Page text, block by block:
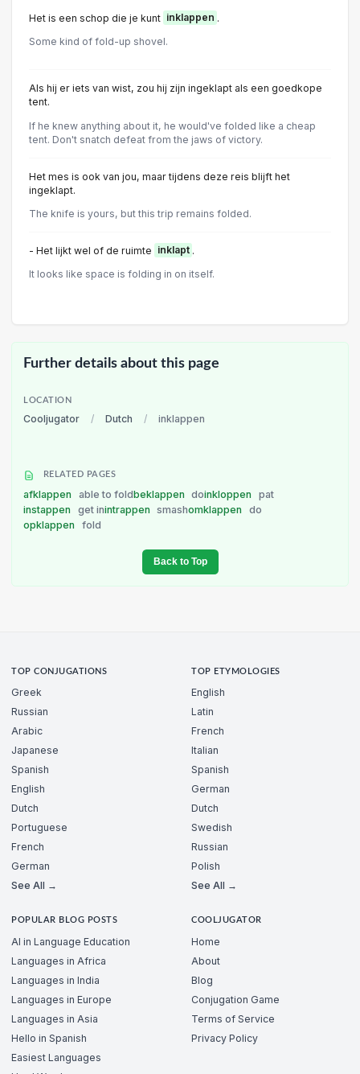
Het is een schop die je kunt inklappen .
Some kind of fold-up shovel.
Als hij er iets van wist, zou hij zijn ingeklapt als een goedkope
tent.
If he knew anything about it, he would've folded like a cheap
tent. Don't snatch defeat from the jaws of victory.
Het mes is ook van jou, maar tijdens deze reis blijft het
ingeklapt.
The knife is yours, but this trip remains folded.
- Het lijkt wel of de ruimte inklapt .
It looks like space is folding in on itself.
Further details about this page
LOCATION
Cooljugator / Dutch / inklappen
RELATED PAGES
afklappen able to foldbeklappen doinkloppen
pat
instappen
get inintrappen smashomklappen
do
opklappen
fold
Back to Top
TOP CONJUGATIONS
Greek
Russian
Arabic
Japanese
Spanish
English
Dutch
Portuguese
French
German
See All →
TOP ETYMOLOGIES
English
Latin
French
Italian
Spanish
German
Dutch
Swedish
Russian
Polish
See All →
POPULAR BLOG POSTS
AI in Language Education
Languages in Africa
Languages in India
Languages in Europe
Languages in Asia
Hello in Spanish
Easiest Languages
COOLJUGATOR
Home
About
Blog
Conjugation Game
Terms of Service
Privacy Policy